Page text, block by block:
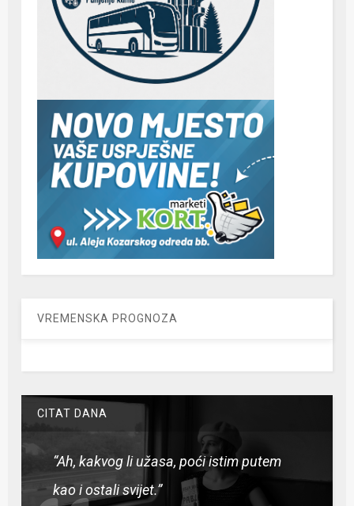
VREMENSKA PROGNOZA
CITAT DANA
“Ah, kakvog li užasa, poći istim putem
kao i ostali svijet.”